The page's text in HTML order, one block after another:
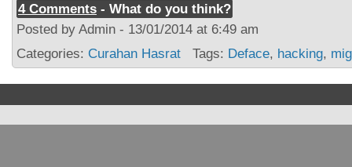
4 Comments - What do you think?
Posted by Admin - 13/01/2014 at 6:49 am
Categories: Curahan Hasrat Tags: Deface, hacking,